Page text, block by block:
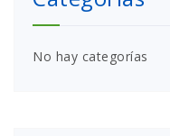
No hay categorías